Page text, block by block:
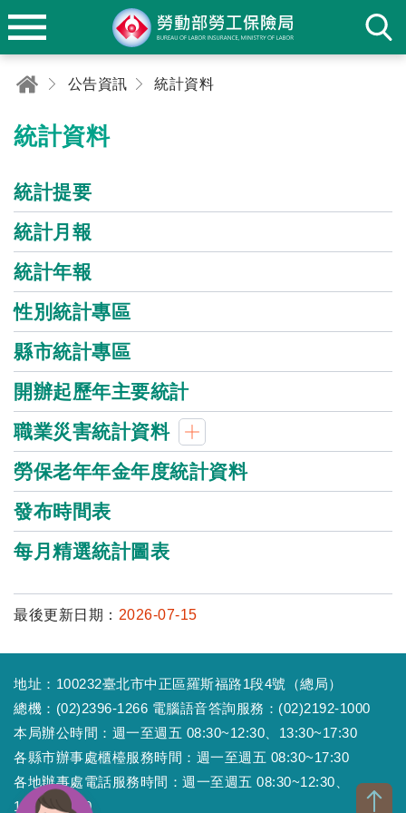
公告資訊 統計資料
統計資料
統計提要
統計月報
統計年報
性別統計專區
縣市統計專區
開辦起歷年主要統計
職業災害統計資料
勞保老年年金年度統計資料
發布時間表
每月精選統計圖表
最後更新日期： 2026-07-15
地址：100232臺北市中正區羅斯福路1段4號（總局）
總機：(02)2396-1266 電腦語音答詢服務：(02)2192-1000
本局辦公時間：週一至週五 08:30~12:30、13:30~17:30
各縣市辦事處櫃檯服務時間：週一至週五 08:30~17:30
各地辦事處電話服務時間：週一至週五 08:30~12:30、
13:30~17:30